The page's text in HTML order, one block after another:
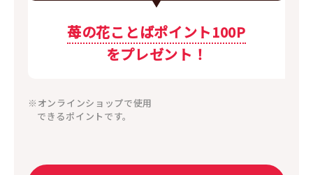
苺の花ことばポイント100P
をプレゼント！
※オンラインショップで使用
できるポイントです。